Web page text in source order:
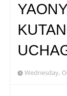
Wednesday,